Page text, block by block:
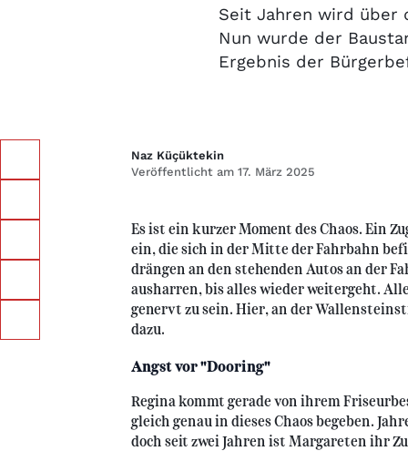
Seit Jahren wird über
Nun wurde der
Ergebnis der
Naz Küçüktekin
Veröffentlicht am 17. März 2025
Es ist ein kurzer Moment des Chaos. Ein
ein, die sich in der Mitte der Fahrbahn
drängen an den stehenden Autos an der
ausharren, bis alles wieder weitergeht.
genervt zu sein. Hier, an der
dazu.
Angst vor "Dooring"
Regina kommt gerade von ihrem
gleich genau in dieses Chaos begeben.
doch seit zwei Jahren ist Margareten ihr